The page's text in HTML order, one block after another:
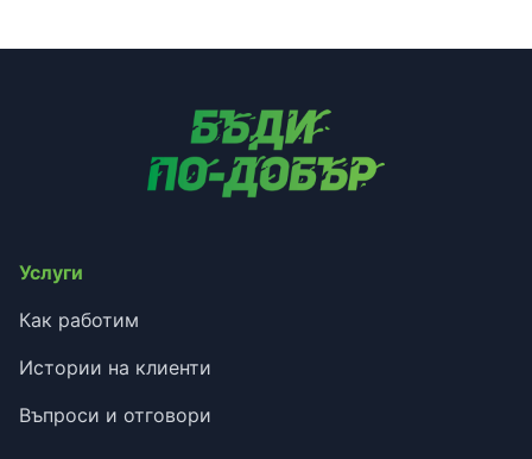
Услуги
Как работим
Истории на клиенти
Въпроси и отговори